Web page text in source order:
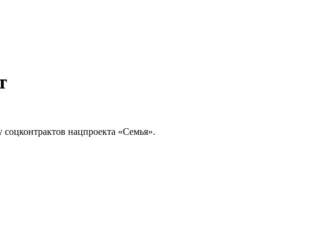
нацпроекта «Семья».